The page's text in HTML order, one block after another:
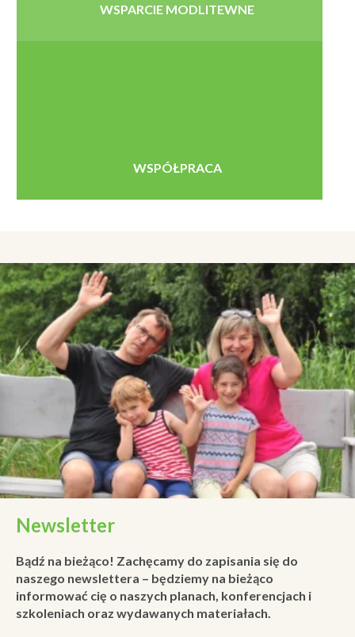
WSPARCIE MODLITEWNE
WSPÓŁPRACA
Newsletter
Bądź na bieżąco! Zachęcamy do zapisania się do
naszego newslettera – będziemy na bieżąco
informować cię o naszych planach, konferencjach i
szkoleniach oraz wydawanych materiałach.